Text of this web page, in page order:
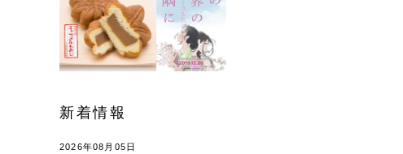
新着情報
2026年08月05日